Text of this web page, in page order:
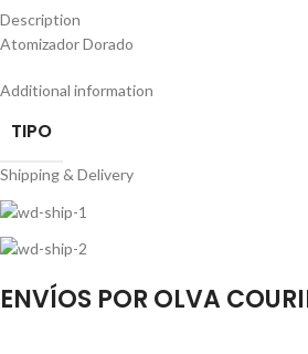
Description
Atomizador Dorado
Additional information
TIPO
Shipping & Delivery
ENVÍOS POR OLVA